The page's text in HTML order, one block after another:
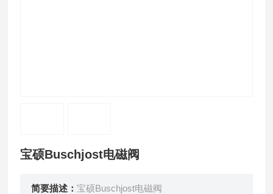
宝硕Buschjost电磁阀
简要描述：宝硕Buschjost电磁阀